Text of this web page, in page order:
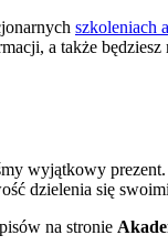
szkoleniach
a także
wyjątkowy
dzielenia się
na stronie